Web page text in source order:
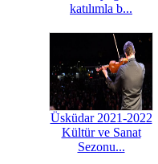
katılımla b...
Üsküdar 2021-2022
Kültür ve Sanat
Sezonu...